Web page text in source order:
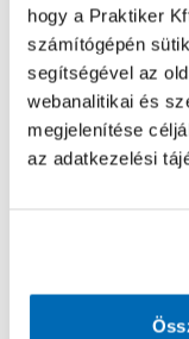
hogy a Praktiker
számítógépén
segítségével az
webanalitikai és
megjelenítése
az adatkezelési